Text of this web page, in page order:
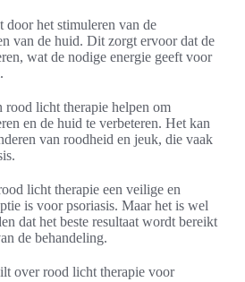
het stimuleren van de
van de huid. Dit zorgt ervoor dat de
wat de nodige energie geeft voor
rood licht therapie helpen om
en de huid te verbeteren. Het kan
van roodheid en jeuk, die vaak
licht therapie een veilige en
is voor psoriasis. Maar het is wel
dat het beste resultaat wordt bereikt
de behandeling.
over rood licht therapie voor